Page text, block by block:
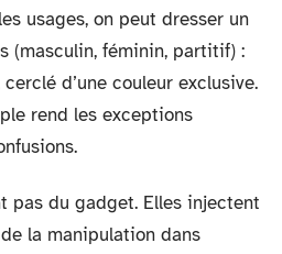
usages, on peut dresser un
(masculin, féminin, partitif) :
d’une couleur exclusive.
rend les exceptions
pas du gadget. Elles injectent
la manipulation dans